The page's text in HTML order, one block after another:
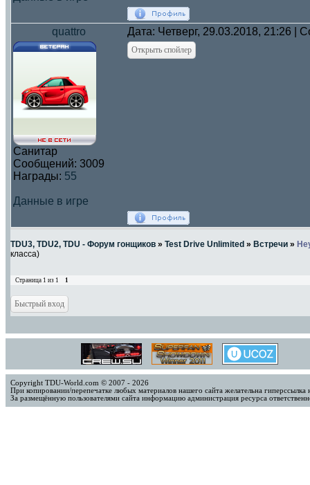
quattro Дата: Четверг, 29.03.2018, 21:26 |
Санитар
Сообщений: 3009
Награды: 55
Данные в игре
TDU3, TDU2, TDU - Форум гонщиков » Test Drive Unlimited » Встречи »
класса)
Страница 1 из 1 1
Copyright TDU-World.com © 2007 - 2026
При копировании/перепечатке любых материалов нашего сайта желательна
За размещённую пользователями сайта информацию администрация ресурса